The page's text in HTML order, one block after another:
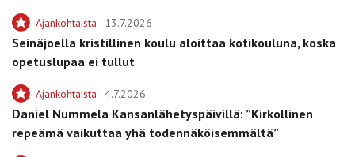
Ajankohtaista 13.7.2026
Seinäjoella kristillinen koulu aloittaa kotikouluna, koska
opetuslupaa ei tullut
Ajankohtaista 4.7.2026
Daniel Nummela Kansanlähetyspäivillä: ”Kirkollinen
repeämä vaikuttaa yhä todennäköisemmältä”